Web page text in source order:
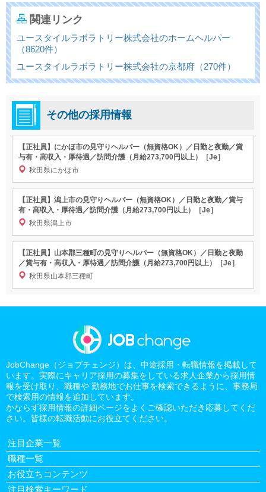
関連リンク
ユースタイルラボラトリー株式会社のホームヘルパー
（8620件）
ユースタイルラボラトリー株式会社の京都府（270件）
その他の採用情報
【正社員】にかほ市の見守りヘルパー（無資格OK）／日勤と夜勤／賞
与有・高収入・厚待遇／訪問介護（月給273,700円以上）［Je］
秋田県にかほ市
【正社員】潟上市の見守りヘルパー（無資格OK）／日勤と夜勤／賞与
有・高収入・厚待遇／訪問介護（月給273,700円以上）［Je］
秋田県潟上市
【正社員】山本郡三種町の見守りヘルパー（無資格OK）／日勤と夜勤
／賞与有・高収入・厚待遇／訪問介護（月給273,700円以上）［Je］
秋田県山本郡三種町
JobChange（ジョブチェンジ）は、中途採用・転職情報を掲載して
います。実際にキャリア採用の募集をしている求人企業から採用情
報を受け取り、職種や 勤務地でお仕事を検索できるように、事務局
で検索用の情報を追加しています。
かならず採用情報の詳細ページをよくご確認いただき応募してくだ
さい。皆様の転職活動にお役立てください。
注目企業一覧
職種一覧
お役立ちコンテンツ
注目検索キーワード